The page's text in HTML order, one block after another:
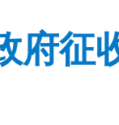
府征